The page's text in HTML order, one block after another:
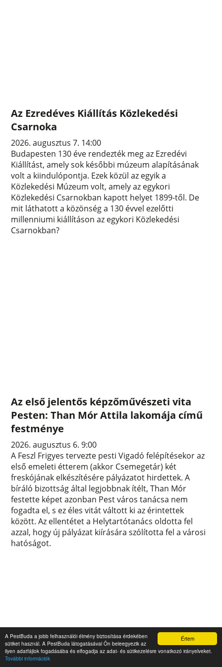
Értem
A PestBuda a jobb felhasználói élmény biztosítása érdekében
sütiket használ. A PestBuda látogatásával Ön beleegyezik az
ilyen adatfájlok fogadásába és elfogadja az adat- és sütikezelésre vonatkozó irányelveket.
További információk
Az Ezredéves Kiállítás Közlekedési
Csarnoka
2026. augusztus 7. 14:00
Budapesten 130 éve rendezték meg az Ezredévi
Kiállítást, amely sok későbbi múzeum alapításának
volt a kiindulópontja. Ezek közül az egyik a
Közlekedési Múzeum volt, amely az egykori
Közlekedési Csarnokban kapott helyet 1899-től. De
mit láthatott a közönség a 130 évvel ezelőtti
millenniumi kiállításon az egykori Közlekedési
Csarnokban?
Az első jelentős képzőművészeti vita
Pesten: Than Mór Attila lakomája című
festménye
2026. augusztus 6. 9:00
A Feszl Frigyes tervezte pesti Vigadó felépítésekor az
első emeleti étterem (akkor Csemegetár) két
freskójának elkészítésére pályázatot hirdettek. A
bíráló bizottság által legjobbnak ítélt, Than Mór
festette képet azonban Pest város tanácsa nem
fogadta el, s ez éles vitát váltott ki az érintettek
között. Az ellentétet a Helytartótanács oldotta fel
azzal, hogy új pályázat kiírására szólította fel a városi
hatóságot.